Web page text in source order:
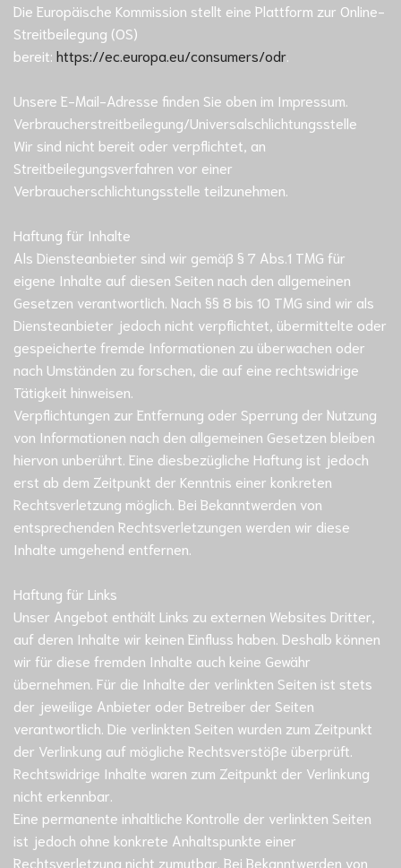
Die Europäische Kommission stellt eine Plattform zur Online-
Streitbeilegung (OS)
bereit: https://ec.europa.eu/consumers/odr
Unsere E-Mail-Adresse finden Sie oben im Impressum.
Verbraucher­streit­beilegung/Universal­schlichtungs­stelle
Wir sind nicht bereit oder verpflichtet, an
Streitbeilegungsverfahren vor einer
Verbraucherschlichtungsstelle teilzunehmen.
Haftung für Inhalte
Als Diensteanbieter sind wir gemäß § 7 Abs.1 TMG für
eigene Inhalte auf diesen Seiten nach den allgemeinen
Gesetzen verantwortlich. Nach §§ 8 bis 10 TMG sind wir als
Diensteanbieter jedoch nicht verpflichtet, übermittelte oder
gespeicherte fremde Informationen zu überwachen oder
nach Umständen zu forschen, die auf eine rechtswidrige
Tätigkeit hinweisen.
Verpflichtungen zur Entfernung oder Sperrung der Nutzung
von Informationen nach den allgemeinen Gesetzen bleiben
hiervon unberührt. Eine diesbezügliche Haftung ist jedoch
erst ab dem Zeitpunkt der Kenntnis einer konkreten
Rechtsverletzung möglich. Bei Bekanntwerden von
entsprechenden Rechtsverletzungen werden wir diese
Inhalte umgehend entfernen.
Haftung für Links
Unser Angebot enthält Links zu externen Websites Dritter,
auf deren Inhalte wir keinen Einfluss haben. Deshalb können
wir für diese fremden Inhalte auch keine Gewähr
übernehmen. Für die Inhalte der verlinkten Seiten ist stets
der jeweilige Anbieter oder Betreiber der Seiten
verantwortlich. Die verlinkten Seiten wurden zum Zeitpunkt
der Verlinkung auf mögliche Rechtsverstöße überprüft.
Rechtswidrige Inhalte waren zum Zeitpunkt der Verlinkung
nicht erkennbar.
Eine permanente inhaltliche Kontrolle der verlinkten Seiten
ist jedoch ohne konkrete Anhaltspunkte einer
Rechtsverletzung nicht zumutbar. Bei Bekanntwerden von